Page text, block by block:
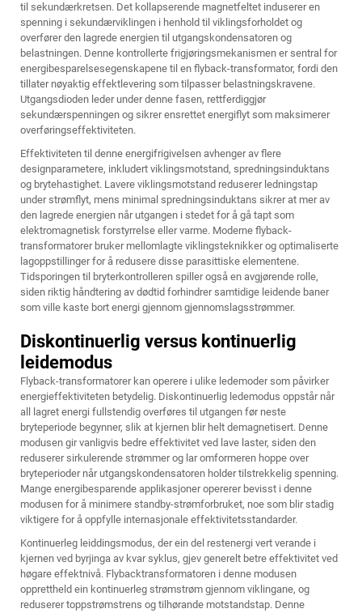
til sekundærkretsen. Det kollapserende magnetfeltet induserer en
spenning i sekundærviklingen i henhold til viklingsforholdet og
overfører den lagrede energien til utgangskondensatoren og
belastningen. Denne kontrollerte frigjøringsmekanismen er sentral for
energibesparelsesegenskapene til en flyback-transformator, fordi den
tillater nøyaktig effektlevering som tilpasser belastningskravene.
Utgangsdioden leder under denne fasen, rettferdiggjør
sekundærspenningen og sikrer ensrettet energiflyt som maksimerer
overføringseffektiviteten.
Effektiviteten til denne energifrigivelsen avhenger av flere
designparametere, inkludert viklingsmotstand, spredningsinduktans
og brytehastighet. Lavere viklingsmotstand reduserer ledningstap
under strømflyt, mens minimal spredningsinduktans sikrer at mer av
den lagrede energien når utgangen i stedet for å gå tapt som
elektromagnetisk forstyrrelse eller varme. Moderne flyback-
transformatorer bruker mellomlagte viklingsteknikker og optimaliserte
lagoppstillinger for å redusere disse parasittiske elementene.
Tidsporingen til bryterkontrolleren spiller også en avgjørende rolle,
siden riktig håndtering av dødtid forhindrer samtidige leidende baner
som ville kaste bort energi gjennom gjennomslagsstrømmer.
Diskontinuerlig versus kontinuerlig
leidemodus
Flyback-transformatorer kan operere i ulike ledemoder som påvirker
energieffektiviteten betydelig. Diskontinuerlig ledemodus oppstår når
all lagret energi fullstendig overføres til utgangen før neste
bryteperiode begynner, slik at kjernen blir helt demagnetisert. Denne
modusen gir vanligvis bedre effektivitet ved lave laster, siden den
reduserer sirkulerende strømmer og lar omformeren hoppe over
bryteperioder når utgangskondensatoren holder tilstrekkelig spenning.
Mange energibesparende applikasjoner opererer bevisst i denne
modusen for å minimere standby-strømforbruket, noe som blir stadig
viktigere for å oppfylle internasjonale effektivitetsstandarder.
Kontinuerleg leiddingsmodus, der ein del restenergi vert verande i
kjernen ved byrjinga av kvar syklus, gjev generelt betre effektivitet ved
høgare effektnivå. Flybacktransformatoren i denne modusen
opprettheld ein kontinuerleg strømstrøm gjennom viklingane, og
reduserer toppstrømstrens og tilhørande motstandstap. Denne